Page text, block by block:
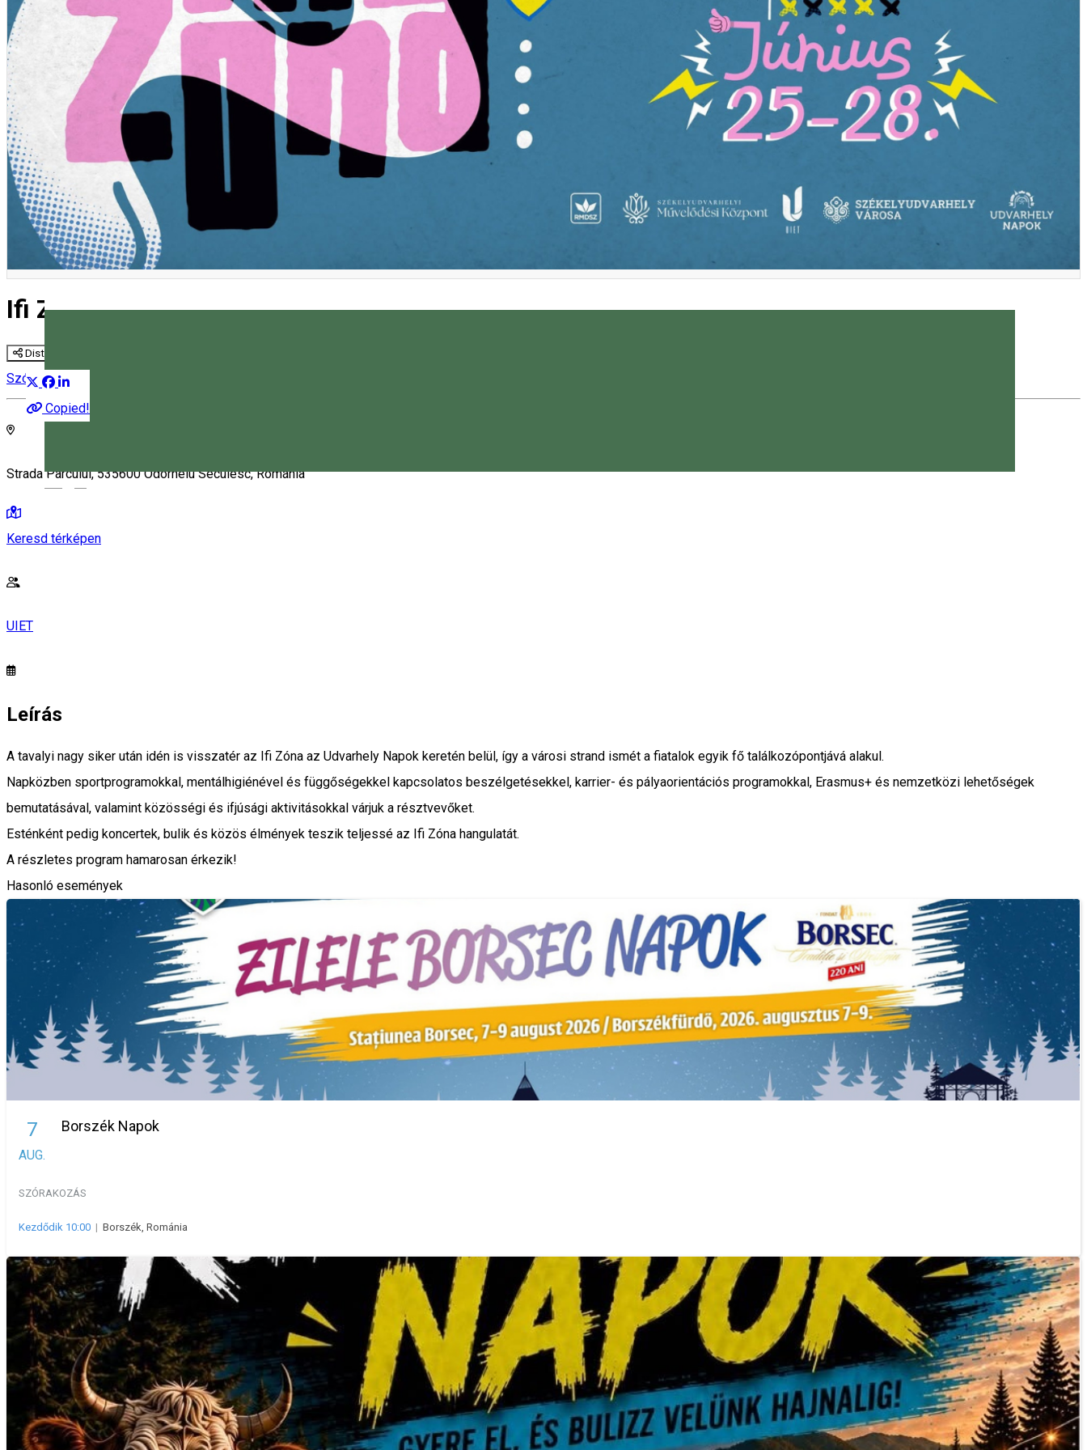
Magyar
Ifi Zóna 2026 az Udvarhely Napokon
Distribuie
Copied!
Szórakozás
Strada Parcului, 535600 Odorheiu Secuiesc, Románia
Keresd térképen
UIET
Leírás
A tavalyi nagy siker után idén is visszatér az Ifi Zóna az Udvarhely Napok keretén belül, így a városi strand ismét a fiatalok egyik fő találkozópontjává alakul.
Napközben sportprogramokkal, mentálhigiénével és függőségekkel kapcsolatos beszélgetésekkel, karrier- és pályaorientációs programokkal, Erasmus+ és nemzetközi lehetőségek
bemutatásával, valamint közösségi és ifjúsági aktivitásokkal várjuk a résztvevőket.
Esténként pedig koncertek, bulik és közös élmények teszik teljessé az Ifi Zóna hangulatát.
A részletes program hamarosan érkezik!
Hasonló események
7
AUG.
Borszék Napok
SZÓRAKOZÁS
Kezdődik 10:00 | Borszék, Románia